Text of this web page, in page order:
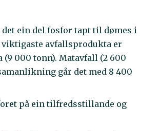
ein del fosfor tapt til dømes i
avfallsprodukta er
000 tonn). Matavfall (2 600
går det med 8 400
på ein tilfredsstillande og